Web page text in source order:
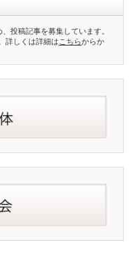
投稿記事を募集しています。
詳しくは詳細は こちらからか